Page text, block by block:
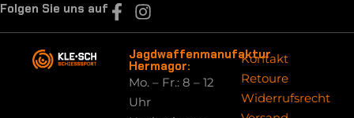
Folgen Sie uns auf
Jagdwaffenmanufaktur
Hermagor:
Mo. – Fr.: 8 – 12
Uhr
Kontakt
Retoure
Widerrufsrecht